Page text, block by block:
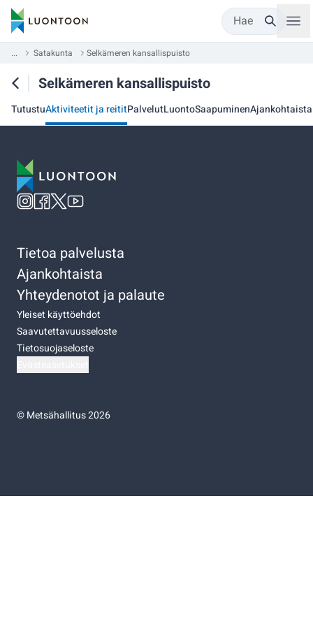
Hae
... Satakunta Selkämeren kansallispuisto
Selkämeren kansallispuisto
TutustuAktiviteetit ja reititPalvelutLuontoSaapuminenAjankohtaista
Tietoa palvelusta
Ajankohtaista
Yhteydenotot ja palaute
Yleiset käyttöehdot
Saavutettavuusseloste
Tietosuojaseloste
©Metsähallitus 2026